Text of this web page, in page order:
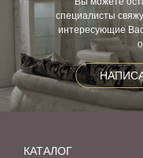
специалисты
интересующие
КАТАЛОГ